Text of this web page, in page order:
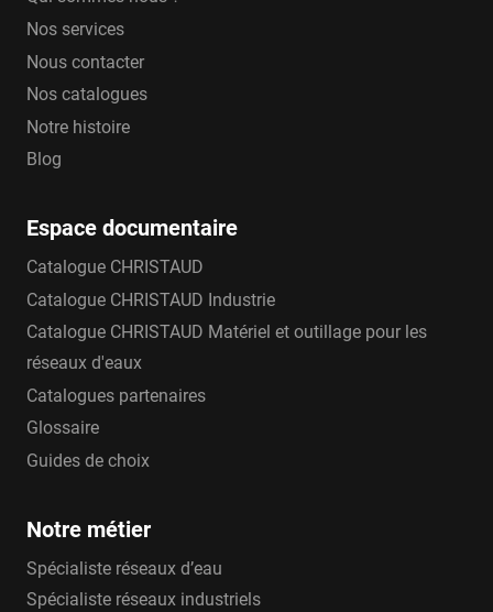
Nos services
Nous contacter
Nos catalogues
Notre histoire
Blog
Espace documentaire
Catalogue CHRISTAUD
Catalogue CHRISTAUD Industrie
Catalogue CHRISTAUD Matériel et outillage pour les
réseaux d'eaux
Catalogues partenaires
Glossaire
Guides de choix
Notre métier
Spécialiste réseaux d’eau
Spécialiste réseaux industriels